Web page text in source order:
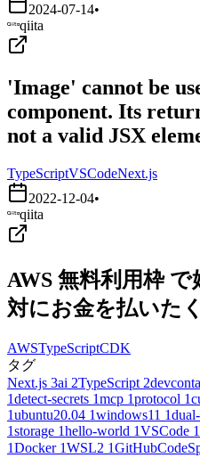
2024-07-14•
qiita
'Image' cannot be
component. Its
not a valid JSX
TypeScriptVSCodeNext.js
2022-12-04•
qiita
AWS 無料利用枠
対にお金を払いた
AWSTypeScriptCDK
タグ
Next.js 3ai 2TypeScript 2
1detect-secrets 1mcp 1protocol 1
1ubuntu20.04 1windows11 1
1storage 1hello-world 1VSCode 1
1Docker 1WSL2 1